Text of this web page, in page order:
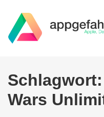
Schlagwort:
Wars